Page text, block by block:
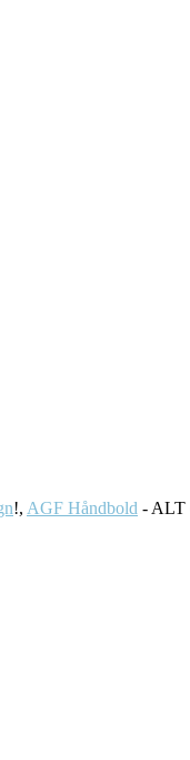
!, AGF Håndbold - ALT